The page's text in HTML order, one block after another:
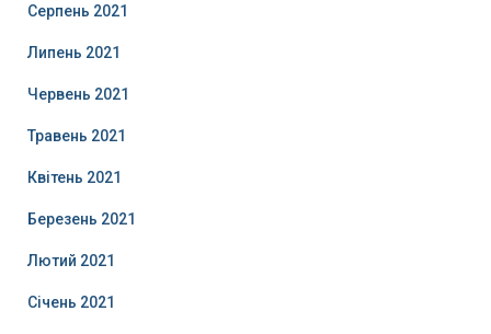
Серпень 2021
Липень 2021
Червень 2021
Травень 2021
Квітень 2021
Березень 2021
Лютий 2021
Січень 2021